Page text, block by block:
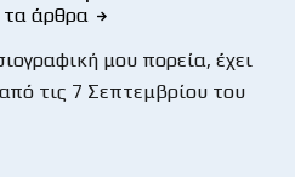
τα άρθρα
μου πορεία, έχει
από τις 7 Σεπτεμβρίου του